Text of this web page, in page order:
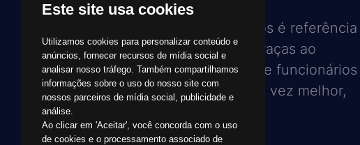
Com 28 anos, hoje a Ita Aços é referência
em seu setor de atuação, graças ao
trabalho de toda a equipe de funcionários
no sentido de atender, cada vez melhor,
Este site usa cookies
Utilizamos cookies para personalizar conteúdo e
anúncios, fornecer recursos de mídia social e
analisar nosso tráfego. Também compartilhamos
informações sobre o uso do nosso site com
nossos parceiros de mídia social, publicidade e
análise.
Ao clicar em 'Aceitar', você concorda com o uso
de cookies e o processamento associado de